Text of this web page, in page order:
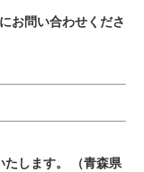
お問い合わせくださ
たします。 （青森県